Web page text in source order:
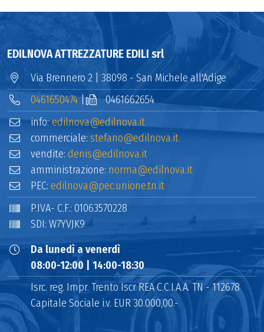
EDILNOVA ATTREZZATURE EDILI srl
Via Brennero 2 | 38098 - San Michele all'Adige
0461650474|
0461662654
info:edilnova@edilnova.it
commerciale: stefano@edilnova.it
vendite: denis@edilnova.it
amministrazione: norma@edilnova.it
PEC: edilnova@pec.unione.tn.it
P.IVA- C.F.: 01063570228
SDI: W7YVJK9
Da lunedì a venerdì
08:00-12:00 | 14:00-18:30
Isrc. reg. Impr. Trento Iscr REA C.C.I.A.A. TN - 112678
Capitale Sociale i.v. EUR 30.000,00.-